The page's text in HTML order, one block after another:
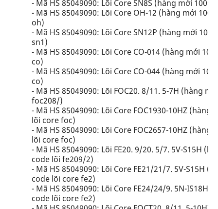
- Mã HS 85049090: Lõi Core SN8S (hàng mới
- Mã HS 85049090: Lõi Core OH-12 (hàng mới
oh)
- Mã HS 85049090: Lõi Core SN12P (hàng mới
sn1)
- Mã HS 85049090: Lõi Core CO-014 (hàng mới
co)
- Mã HS 85049090: Lõi Core CO-044 (hàng mới
co)
- Mã HS 85049090: Lõi FOC20. 8/11. 5-7H (hàng
foc208/)
- Mã HS 85049090: Lõi Core FOC1930-10HZ
lõi core foc)
- Mã HS 85049090: Lõi Core FOC2657-10HZ
lõi core foc)
- Mã HS 85049090: Lõi FE20. 9/20. 5/7. 5V-S15H
code lõi fe209/2)
- Mã HS 85049090: Lõi Core FE21/21/7. 5V-S15H
code lõi core fe2)
- Mã HS 85049090: Lõi Core FE24/24/9. 5N-
code lõi core fe2)